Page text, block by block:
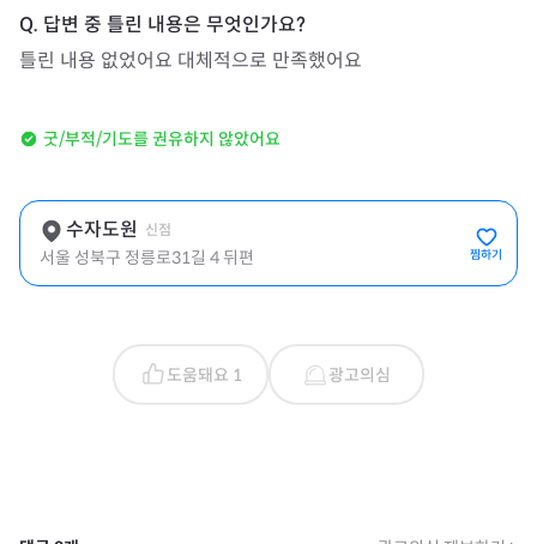
틀린 내용 없었어요 대체적으로 만족했어요
굿/부적/기도를 권유하지 않았어요
수자도원 신점
서울 성북구 정릉로31길 4 뒤편 찜하기
도움돼요 1 광고의심